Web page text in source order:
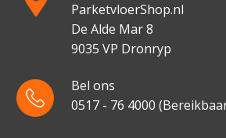
ParketvloerShop.nl
De Alde Mar 8
9035 VP Dronryp
Bel ons
0517 - 76 4000